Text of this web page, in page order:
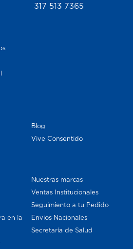
317 513 7365
Blog
Vive Consentido
en la
Nuestras marcas
Ventas Institucionales
Seguimiento a tu Pedido
Envios Nacionales
Secretaría de Salud